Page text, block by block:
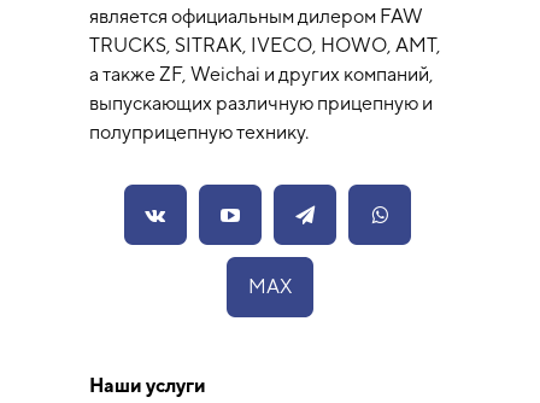
является официальным дилером FAW
TRUCKS, SITRAK, IVECO, HOWO, AMT,
а также ZF, Weichai и других компаний,
выпускающих различную прицепную и
полуприцепную технику.
MAX
Наши услуги